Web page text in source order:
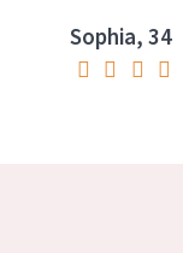
Sophia, 34